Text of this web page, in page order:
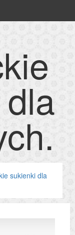
sukienki dla